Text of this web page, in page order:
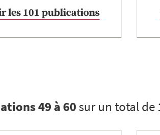
les 101 publications
49 à 60sur un total de